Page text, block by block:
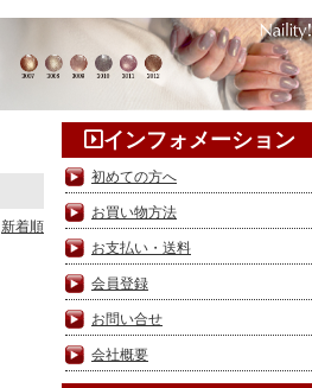
新着順
インフォメーション
初めての方へ
お買い物方法
お支払い・送料
会員登録
お問い合せ
会社概要